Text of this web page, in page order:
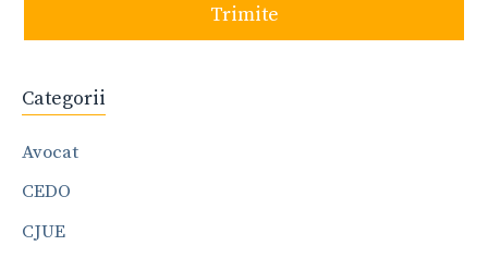
Trimite
Categorii
Avocat
CEDO
CJUE